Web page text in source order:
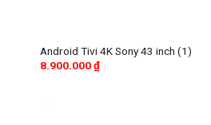
Android Tivi 4K Sony 43 inch (1)
8.900.000₫